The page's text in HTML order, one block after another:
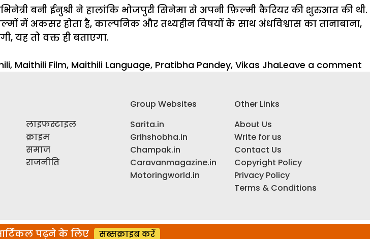
बनी ईनुश्री ने हालांकि भोजपुरी सिनेमा से अपनी फ़िल्मी कैरियर की शुरुआत की थी.
में अकसर होता है, काल्पनिक और तथ्यहीन विषयों के साथ अंधविश्वास का तानाबाना,
यह तो वक्त ही बताएगा.
, Maithili Film, Maithili Language, Pratibha Pandey, Vikas JhaLeave a comment
लाइफस्टाइल
क्राइम
समाज
राजनीति
Group Websites
Sarita.in
Grihshobha.in
Champak.in
Caravanmagazine.in
Motoringworld.in
Other Links
About Us
Write for us
Contact Us
Copyright Policy
Privacy Policy
Terms & Conditions
पढ़ने के लिए सब्सक्राइब करें